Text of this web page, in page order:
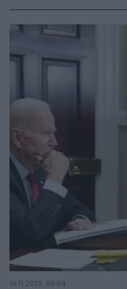
16.11.2021, 08:04